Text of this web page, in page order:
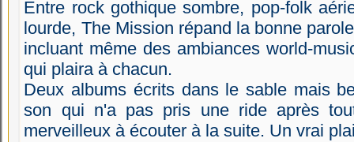
Entre rock gothique sombre, pop-folk
lourde, The Mission répand la bonne
incluant même des ambiances world-
qui plaira à chacun.
Deux albums écrits dans le sable mais
son qui n'a pas pris une ride après
merveilleux à écouter à la suite. Un vrai